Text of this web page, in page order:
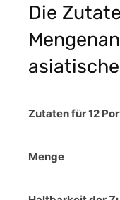
Die
Zutaten für 12
Menge